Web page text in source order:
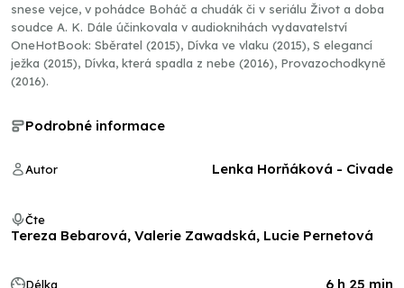
snese vejce, v pohádce Boháč a chudák či v seriálu Život a doba
soudce A. K. Dále účinkovala v audioknihách vydavatelství
OneHotBook: Sběratel (2015), Dívka ve vlaku (2015), S elegancí
ježka (2015), Dívka, která spadla z nebe (2016), Provazochodkyně
(2016).
Podrobné informace
Autor Lenka Horňáková - Civade
Čte
Tereza Bebarová, Valerie Zawadská, Lucie Pernetová
Délka 6 h 25 min